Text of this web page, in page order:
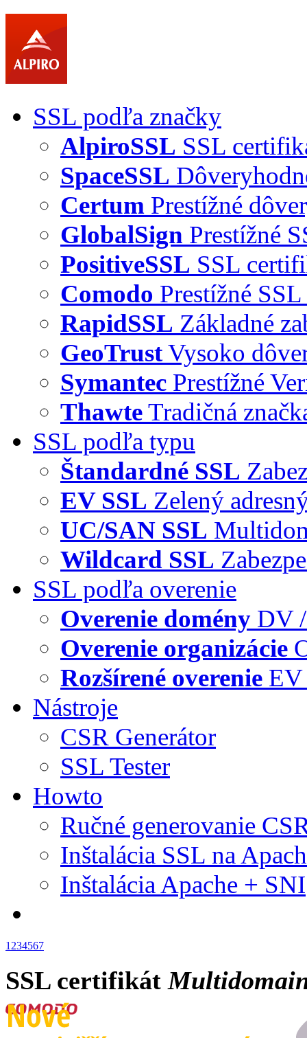
SSL podľa značky
AlpiroSSL SSL
SpaceSSL
Certum Prestížné
GlobalSign Prestížné
PositiveSSL SSL
Comodo Prestížné
RapidSSL Základné
GeoTrustVysoko
Symantec Prestížné
ThawteTradičná
SSL podľa typu
Štandardné SSL
EV SSL Zelený
UC/SAN SSL
Wildcard SSL
SSL podľa overenie
Overenie domény DV
Overenie organizácie
Rozšírené overenie EV
Nástroje
CSR Generátor
SSL Tester
Howto
Ručné generovanie
Inštalácia SSL na
Inštalácia Apache + SNI
1 234567
SSL certifikát